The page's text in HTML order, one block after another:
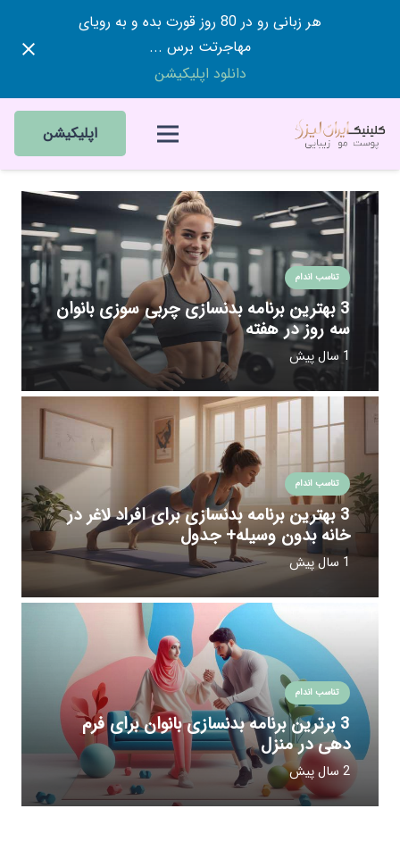
هر زبانی رو در 80 روز قورت بده و به رویای
مهاجرتت برس ...
دانلود اپلیکیشن
اپلیکیشن
تناسب اندام
3 بهترین برنامه بدنسازی چربی سوزی بانوان
سه روز در هفته
1 سال پیش
تناسب اندام
3 بهترین برنامه بدنسازی برای افراد لاغر در
خانه بدون وسیله+ جدول
1 سال پیش
تناسب اندام
3 برترین برنامه بدنسازی بانوان برای فرم
دهی در منزل
2 سال پیش